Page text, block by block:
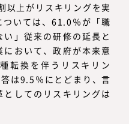
以上がリスキリングを実
いては、61.0％が「職
」従来の研修の延長と
おいて、政府が本来意
転換を伴うリスキリン
は9.5％にとどまり、言
してのリスキリングは